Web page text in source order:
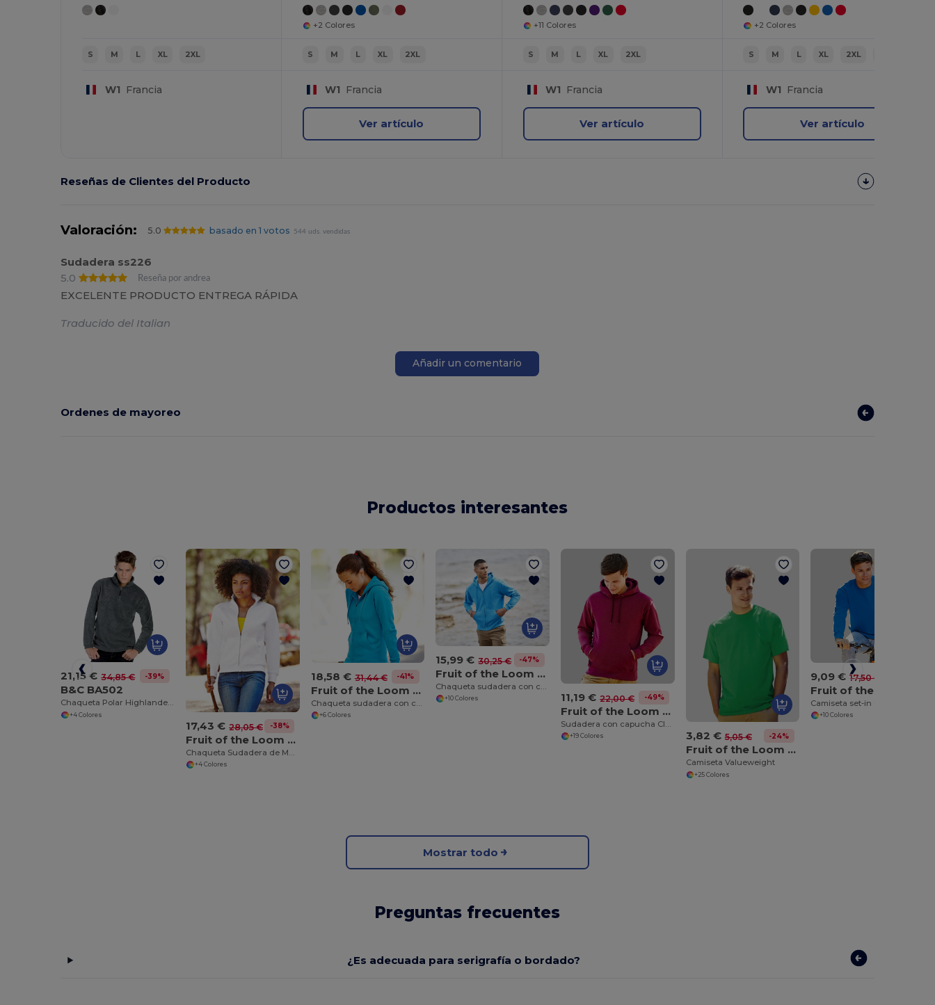
S M L XL 2XL
W1 Francia
+2 Colores
S M L XL 2XL
W1 Francia
Ver artículo
+11 Colores
S M L XL 2XL
W1 Francia
Ver artículo
+2 Colores
S M L XL 2XL
W1 Francia
Ver artículo
Reseñas de Clientes del Producto
Valoración: 5.0 basado en 1 votos 544 uds. vendidas
Sudadera ss226
5.0
Reseña por andrea
EXCELENTE PRODUCTO ENTREGA RÁPIDA
Traducido del Italian
Añadir un comentario
Ordenes de mayoreo
Productos interesantes
21,15 € 34,85 € -39%
B&C BA502
Chaqueta Polar Highlander+
+4 Colores
17,43 € 28,05 € -38%
Fruit of the Loom SS310
Chaqueta Sudadera de Mujer Premium 70/30
+4 Colores
18,58 € 31,44 € -41%
Fruit of the Loom SS312
+6 Colores
15,99 € 30,25 € -47%
Fruit of the Loom SS222
+10 Colores 11,19 € 22,00 € -49%
Fruit of the Loom SS224
+19 Colores 3,82 € 5,05 € -24%
Fruit of the Loom SS030
Camiseta Valueweight
+25 Colores
9,09 € 17,50 €
+10 Colores
Mostrar todo
Preguntas frecuentes
¿Es adecuada para serigrafía o bordado?